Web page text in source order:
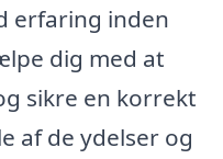
erfaring inden
dig med at
sikre en korrekt
af de ydelser og